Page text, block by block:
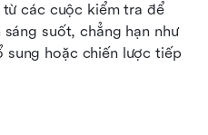
từ các cuộc kiểm tra để
suốt, chẳng hạn như
sung hoặc chiến lược tiếp